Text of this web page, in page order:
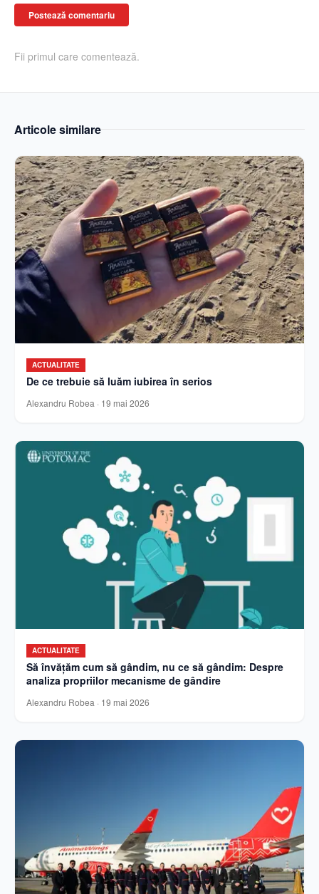
Postează comentariu
Fii primul care comentează.
Articole similare
ACTUALITATE
De ce trebuie să luăm iubirea în serios
Alexandru Robea · 19 mai 2026
ACTUALITATE
Să învățăm cum să gândim, nu ce să gândim: Despre
analiza propriilor mecanisme de gândire
Alexandru Robea · 19 mai 2026